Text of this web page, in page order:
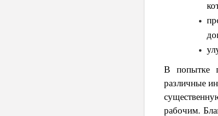
В попытке
различные
рабочим.